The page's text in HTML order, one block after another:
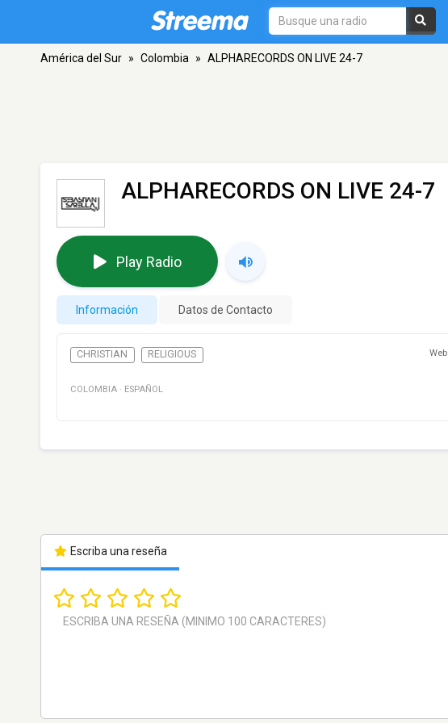
América del Sur » Colombia » ALPHARECORDS ON LIVE 24-7
ALPHARECORDS ON LIVE 24-7
Play Radio
Información Datos de Contacto
CHRISTIAN RELIGIOUS Web
COLOMBIA · ESPAÑOL
Escriba una reseña